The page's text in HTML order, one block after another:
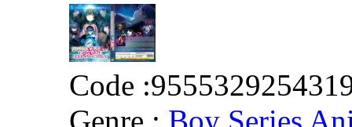
Code :
Genre : Boy Series